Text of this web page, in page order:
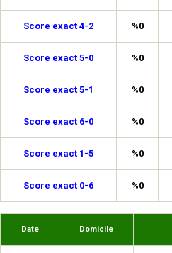
Score exact 4-2 %0
Score exact 5-0 %0
Score exact 5-1 %0
Score exact 6-0 %0
Score exact 1-5 %0
Score exact 0-6 %0
Date Domicile